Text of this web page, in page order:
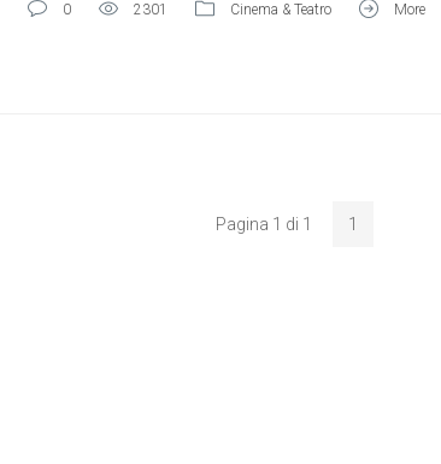
0 2301 Cinema & Teatro More
Pagina 1 di 1 1